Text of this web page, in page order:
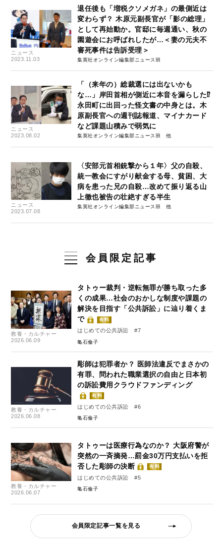
ニュース
2023.11.03
退任後も「増税クソメガネ」の最側近は
変わらず？ 木原元副長官が「影の総理」
として再始動か。官邸に毎週通い、秋の
園遊会にお呼ばれしたが…＜妻の元夫不
審死事件は告訴受理＞
集英社オンライン編集部ニュース班
ニュース
2023.08.02
「（来年の）総裁選には出ないかも
な…」岸田首相が側近に本音を漏らした⁉
永田町に出回った怪文書の中身とは。木
原副長官への週刊誌報道、マイナカード
など課題山積みで弱気に
集英社オンライン編集部ニュース班
ニュース
2023.07.08
〈安部元首相銃撃から１年〉父の自殺、
統一教会にすがり献金する母、貧困、大
病を患った兄の自殺…改めて振り返る山
上徹也被告の壮絶すぎる半生
集英社オンライン編集部ニュース班
会員限定記事
教養・カルチャー
2026.06.09
タトゥー裁判・逆転無罪が勝ち取った多
くの成果…社会のおかしな制度や課題の
解決を目指す「公共訴訟」に辿り着くま
で
有料
はじめての公共訴訟 #7
亀石倫子
教養・カルチャー
2026.06.08
彫師は犯罪者か？ 医師法違反でまさかの
有罪、問われた職業選択の自由と日本初
の訴訟費用クラウドファンディング
有料
はじめての公共訴訟 #6
亀石倫子
教養・カルチャー
2026.06.07
タトゥーは医療行為なのか？ 大阪府警が
突然の一斉摘発…罰金30万円支払いを拒
否した彫師の決断
有料
はじめての公共訴訟 #5
亀石倫子
会員限定記事一覧を見る